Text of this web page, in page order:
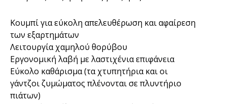
Κουμπί για εύκολη απελευθέρωση και αφαίρεση
των εξαρτημάτων
Λειτουργία χαμηλού θορύβου
Εργονομική λαβή με λαστιχένια επιφάνεια
Εύκολο καθάρισμα (τα χτυπητήρια και οι
γάντζοι ζυμώματος πλένονται σε πλυντήριο
πιάτων)